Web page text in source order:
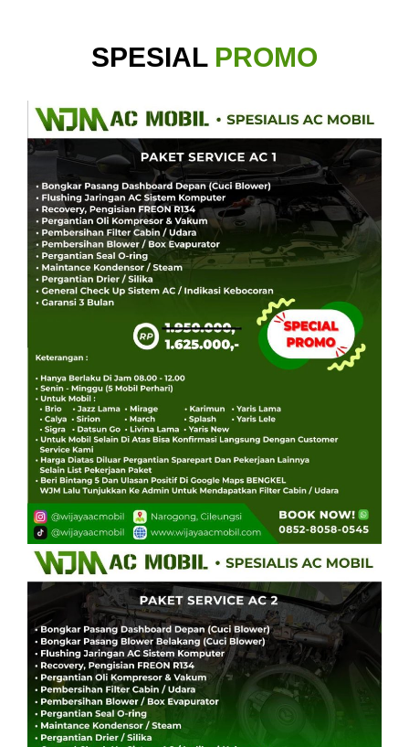
SPESIAL PROMO